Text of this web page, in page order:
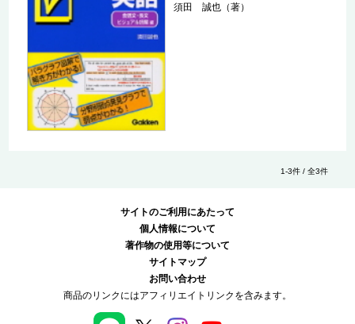
須田 誠也（著）
1-3件 / 全3件
サイトのご利用にあたって
個人情報について
著作物の使用等について
サイトマップ
お問い合わせ
商品のリンクにはアフィリエイトリンクを含みます。